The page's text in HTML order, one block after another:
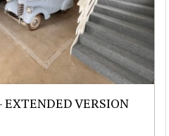
EXTENDED VERSION